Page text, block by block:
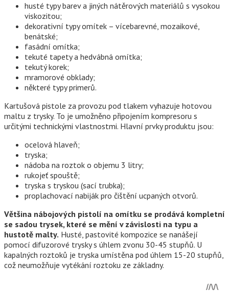
husté typy barev a jiných nátěrových materiálů s vysokou
viskozitou;
dekorativní typy omítek – vícebarevné, mozaikové,
benátské;
fasádní omítka;
tekuté tapety a hedvábná omítka;
tekutý korek;
mramorové obklady;
některé typy primerů.
Kartušová pistole za provozu pod tlakem vyhazuje hotovou
maltu z trysky. To je umožněno připojením kompresoru s
určitými technickými vlastnostmi. Hlavní prvky produktu jsou:
ocelová hlaveň;
tryska;
nádoba na roztok o objemu 3 litry;
rukojeť spouště;
tryska s tryskou (sací trubka);
proplachovací nabiják pro čištění ucpaných otvorů.
Většina nábojových pistolí na omítku se prodává kompletní
se sadou trysek, které se mění v závislosti na typu a
hustotě malty. Husté, pastovité kompozice se nanášejí
pomocí difuzorové trysky s úhlem zvonu 30-45 stupňů. U
kapalných roztoků je tryska umístěna pod úhlem 15-20 stupňů,
což neumožňuje vytékání roztoku ze základny.